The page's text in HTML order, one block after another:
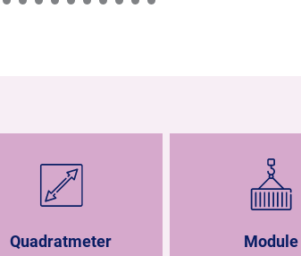
Quadratmeter Module